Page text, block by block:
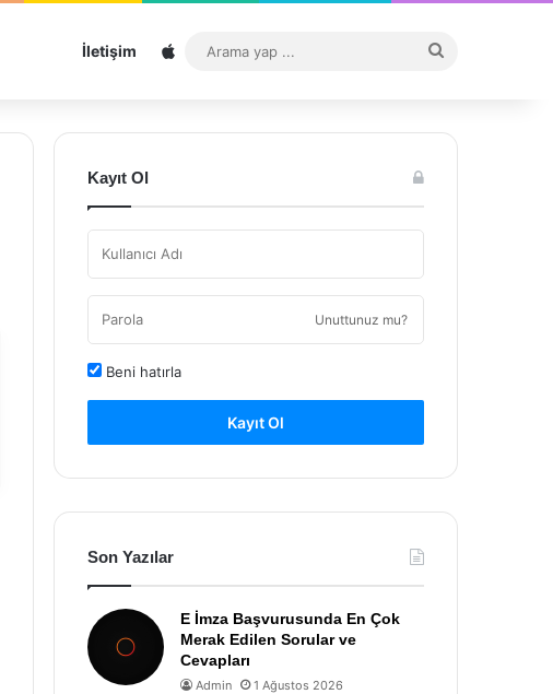
İletişim Sitemap
...
Kayıt Ol
Unuttunuz mu?
Beni hatırla
Kayıt Ol
Son Yazılar
E İmza Başvurusunda En Çok
Merak Edilen Sorular ve
Cevapları
Admin 1 Ağustos 2026